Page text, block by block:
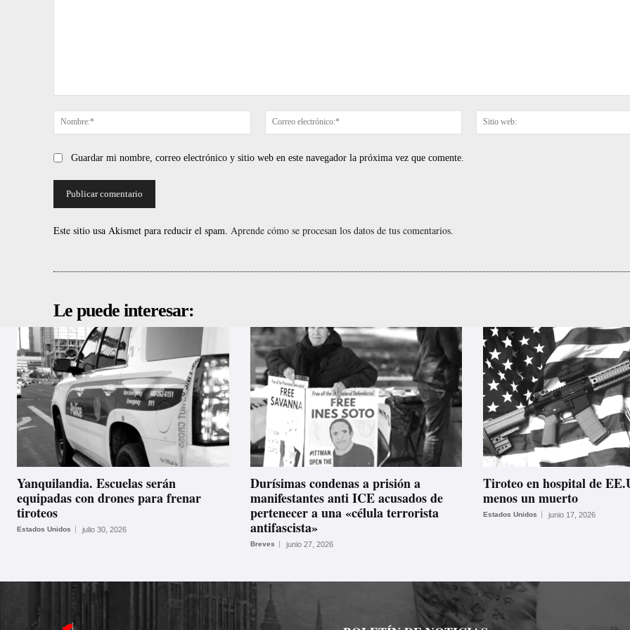
Nombre:*
Correo
electrónico:*
Guardar mi nombre, correo electrónico y sitio web en este navegador la próxima vez que comente.
Este sitio usa Akismet para reducir el spam. Aprende cómo se procesan los datos de tus comentarios.
Le puede interesar:
Yanquilandia. Escuelas serán
equipadas con drones para frenar
tiroteos
Estados Unidos julio 30, 2026
Durísimas condenas a prisión a
manifestantes anti ICE acusados de
pertenecer a una «célula terrorista
antifascista»
Breves junio 27, 2026
Tiroteo en hospital de
menos un muerto
Estados Unidos junio 17, 2026